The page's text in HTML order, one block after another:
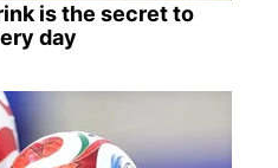
is the secret to
day